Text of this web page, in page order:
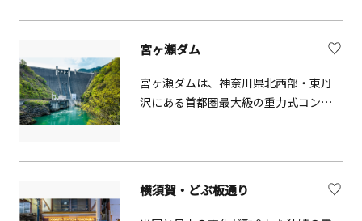
ワンちゃんと一緒に、一日中遊び尽く
まと一緒に楽しめる施設です。大人も
揃える「ふわふわエリア」や、ドレス
などを着用して写真が撮れる「ファッ
ションフォトスタジオ」、室内だから
ァンタジーキッズリゾート海老名店は
宮ヶ瀬ダム
宮ヶ瀬ダムは、神奈川県北西部・東丹
沢にある首都圏最大級の重力式コンク
11時と14時の2回、6分間の観光放流を
行っています。
横須賀・どぶ板通り